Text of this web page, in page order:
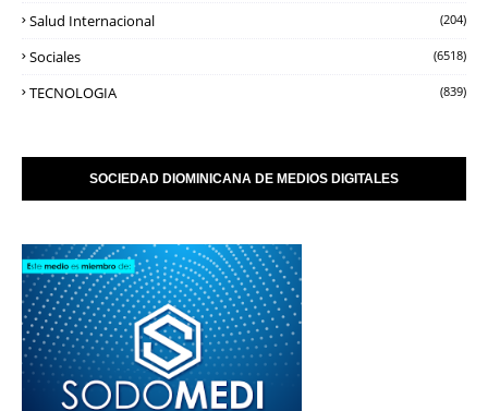
Salud Internacional (204)
Sociales (6518)
TECNOLOGIA (839)
SOCIEDAD DIOMINICANA DE MEDIOS DIGITALES